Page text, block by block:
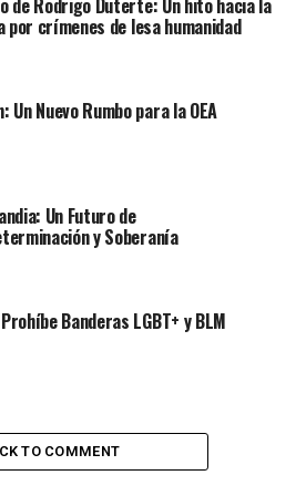
Río de Janeiro.
de urnas electrónicas
nuevamente con un
reforzado con efectivos
presente en 568 municipios,
amazónica y en algunas
de Rodrigo Duterte: Un hito hacia la
por crímenes de lesa humanidad
Un Nuevo Rumbo para la OEA
Un Futuro de
y Soberanía
Banderas LGBT+ y BLM
TO COMMENT